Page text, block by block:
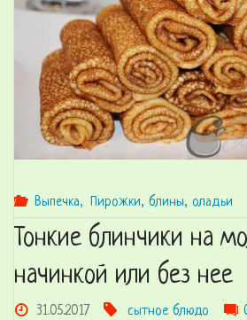
кукурузы
за
3
минуты"
Выпечка, Пирожки, блины, оладьи
Тонкие блинчики на
начинкой или без нее
31.05.2017 сытное блюдо